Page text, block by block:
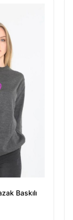
Baskılı